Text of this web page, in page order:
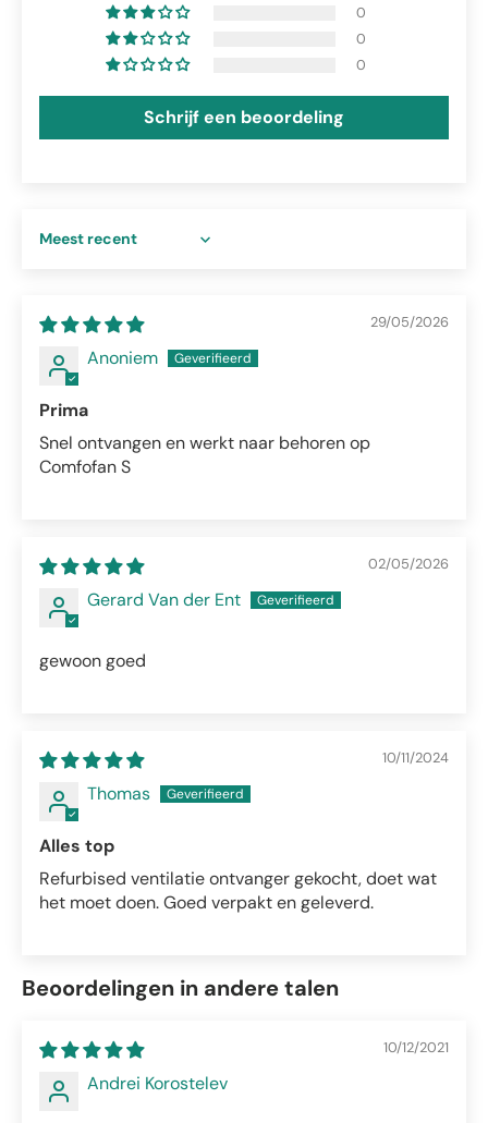
0
0
0
Schrijf een beoordeling
Sort by
29/05/2026
Anoniem
Prima
Snel ontvangen en werkt naar behoren op
Comfofan S
02/05/2026
Gerard Van der Ent
gewoon goed
10/11/2024
Thomas
Alles top
Refurbised ventilatie ontvanger gekocht, doet wat
het moet doen. Goed verpakt en geleverd.
Beoordelingen in andere talen
10/12/2021
Andrei Korostelev